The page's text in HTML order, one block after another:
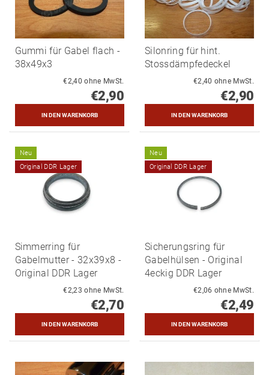
Gummi für Gabel flach -
38x49x3
€2,40 ohne MwSt.
€2,90
Silonring für hint.
Stossdämpfedeckel
€2,40 ohne MwSt.
€2,90
Neu
Original DDR Lager
Simmerring für
Gabelmutter - 32x39x8 -
Original DDR Lager
€2,23 ohne MwSt.
€2,70
Neu
Original DDR Lager
Sicherungsring für
Gabelhülsen - Original
4eckig DDR Lager
€2,06 ohne MwSt.
€2,49